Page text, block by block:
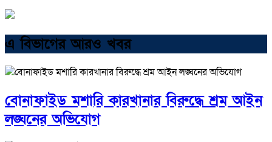
এ বিভাগের আরও খবর
বোনাফাইড মশারি কারখানার বিরুদ্ধে শ্রম আইন
লঙ্ঘনের অভিযোগ